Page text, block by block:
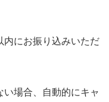
内にお振り込みいただ
場合、自動的にキャ